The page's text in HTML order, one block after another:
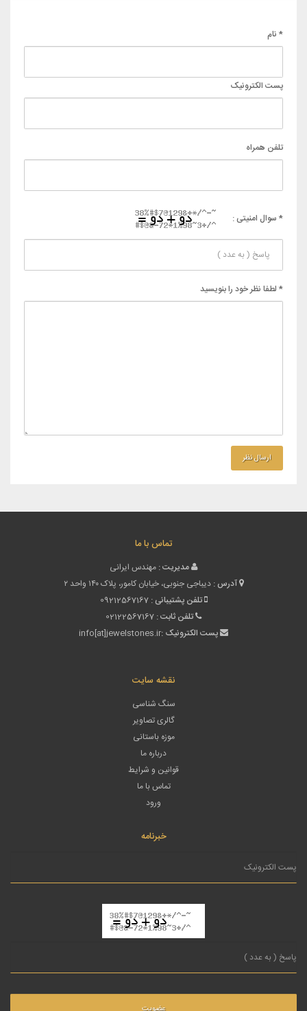
* نام
پست الکترونیک
تلفن همراه
* سوال امنیتی :
* لطفا نظر خود را بنویسید
تماس با ما
مدیریت : مهندس ایرانی
آدرس : دیباجی جنوبی، خیابان کامور، پلاک ۱۴۰ واحد ۲
تلفن پشتیبانی : 09212567167
تلفن ثابت : 02122567167
پست الکترونیک :info[at]jewelstones.ir
نقشه سایت
سنگ شناسی
گالری تصاویر
موزه باستانی
درباره ما
قوانین و شرایط
تماس با ما
ورود
خبرنامه